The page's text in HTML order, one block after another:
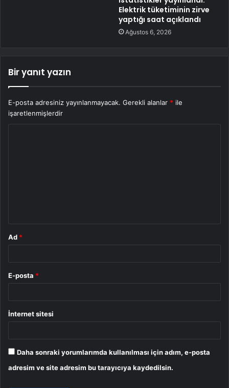
Elektrik tüketiminin zirve
yaptığı saat açıklandı
Ağustos 6, 2026
Bir yanıt yazın
E-posta adresiniz yayınlanmayacak. Gerekli alanlar * ile
işaretlenmişlerdir
Ad *
E-posta *
İnternet sitesi
Daha sonraki yorumlarımda kullanılması için adım, e-posta
adresim ve site adresim bu tarayıcıya kaydedilsin.